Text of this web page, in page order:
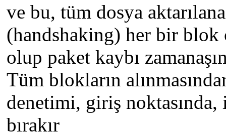
ve bu, tüm dosya
(handshaking) her bir blok
olup paket kaybı
Tüm blokların
denetimi, giriş
bırakır